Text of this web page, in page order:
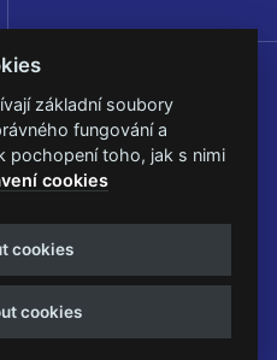
© PRAGOKONCERT BOHEMIA, a.s.
creatia.tech s.r.o. a
základní soubory
fungování a
pochopení toho, jak s nimi
cookies
cookies
cookies